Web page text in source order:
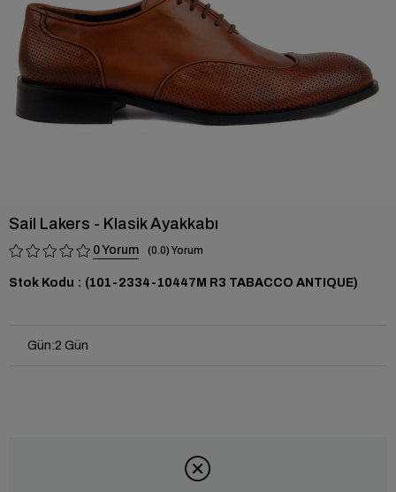
Sail Lakers - Klasik Ayakkabı
0 0.0
Stok Kodu (101-2334-10447M R3 TABACCO ANTIQUE)
Gün:2 Gün